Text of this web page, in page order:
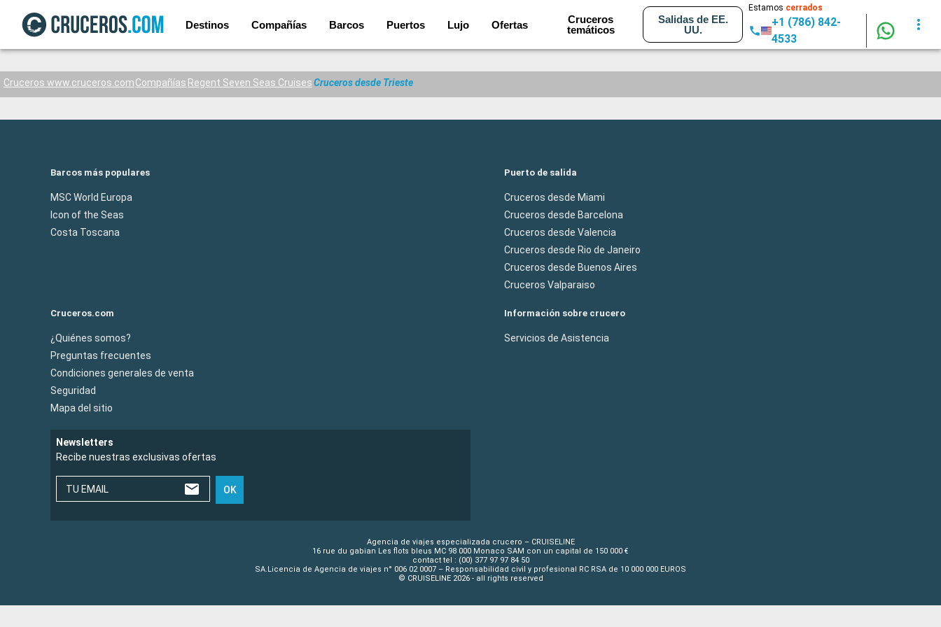
Destinos Compañías Barcos Puertos Lujo Ofertas
Cruceros
temáticos
Salidas de EE.
UU.
Estamos cerrados
+1 (786) 842-
4533
Cruceros www.cruceros.comCompañías Regent Seven Seas CruisesCruceros desde Trieste
Barcos más populares
MSC World Europa
Icon of the Seas
Costa Toscana
Puerto de salida
Cruceros desde Miami
Cruceros desde Barcelona
Cruceros desde Valencia
Cruceros desde Rio de Janeiro
Cruceros desde Buenos Aires
Cruceros Valparaiso
Cruceros.com
¿Quiénes somos?
Preguntas frecuentes
Condiciones generales de venta
Seguridad
Mapa del sitio
Información sobre crucero
Servicios de Asistencia
Newsletters
Recibe nuestras exclusivas ofertas
TU EMAIL OK
Agencia de viajes especializada crucero – CRUISELINE
16 rue du gabian Les flots bleus MC 98 000 Monaco SAM con un capital de 150 000 €
contact tel : (00) 377 97 97 84 50
SA.Licencia de Agencia de viajes n° 006 02 0007 – Responsabilidad civil y profesional RC RSA de 10 000 000 EUROS
© CRUISELINE 2026 - all rights reserved